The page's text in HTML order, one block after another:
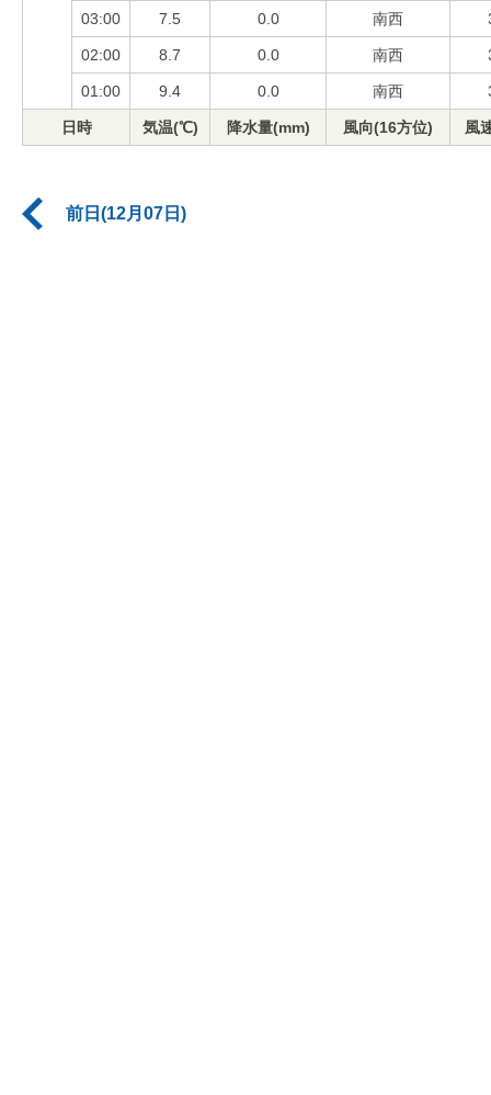
03:00 7.5 0.0 南西
02:00 8.7 0.0 南西
01:00 9.4 0.0 南西
日時 気温(℃) 降水量(mm) 風向(16方位) 風
前日(12月07日)